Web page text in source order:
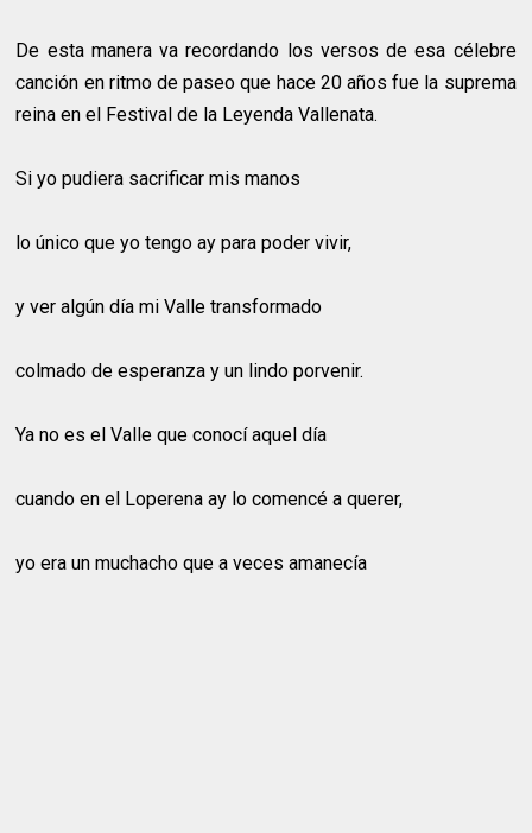
De esta manera va recordando los versos de esa célebre
canción en ritmo de paseo que hace 20 años fue la suprema
reina en el Festival de la Leyenda Vallenata.
Si yo pudiera sacrificar mis manos
lo único que yo tengo ay para poder vivir,
y ver algún día mi Valle transformado
colmado de esperanza y un lindo porvenir.
Ya no es el Valle que conocí aquel día
cuando en el Loperena ay lo comencé a querer,
yo era un muchacho que a veces amanecía